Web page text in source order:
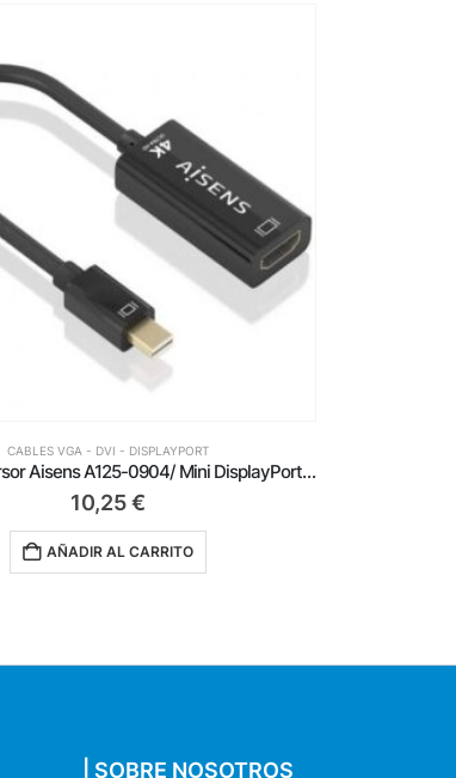
CABLES VGA - DVI - DISPLAYPORT
Cable Conversor DisplayPort 8K 60HZ Aisens A109-0686/ USB Tipo-C Macho – DisplayPort Macho/ Hasta 27W/ 1250Mbps/ 80cm/ Negro
12,99€
AÑADIR AL CARRITO
| SOBRE NOSOTROS